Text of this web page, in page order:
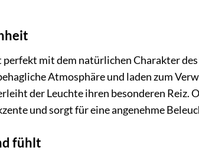
mit dem natürlichen Charakter
Atmosphäre und laden zum
der Leuchte ihren besonderen Reiz.
und sorgt für eine angenehme
fühlt